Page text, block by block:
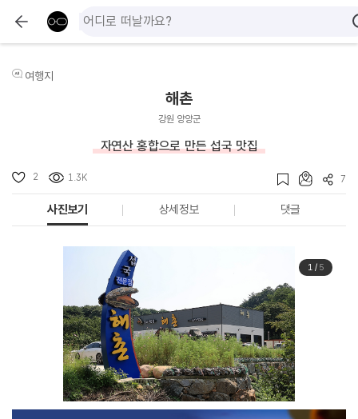
여행지
해촌
강원 양양군
자연산 홍합으로 만든 섭국 맛집
2 1.3K 7
사진보기 상세정보 댓글
1/ 5